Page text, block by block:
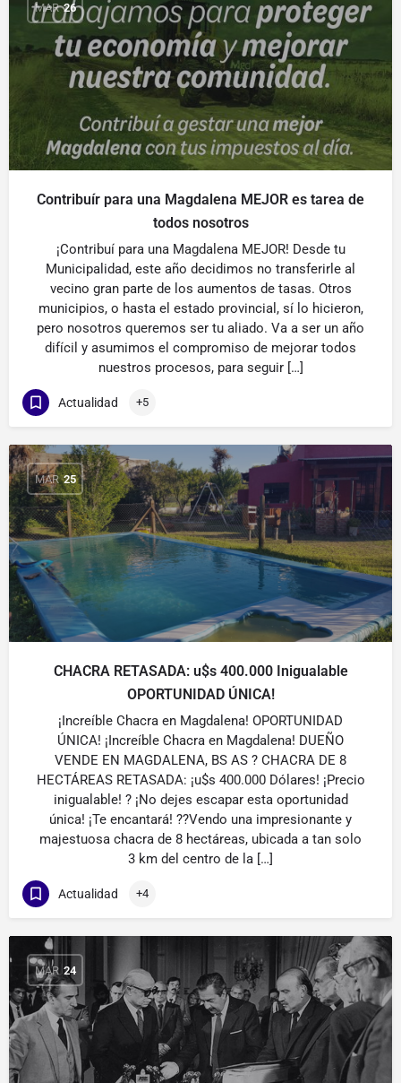
MAR 26
Contribuír para una Magdalena MEJOR es tarea de
todos nosotros
¡Contribuí para una Magdalena MEJOR! Desde tu
Municipalidad, este año decidimos no transferirle al
vecino gran parte de los aumentos de tasas. Otros
municipios, o hasta el estado provincial, sí lo hicieron,
pero nosotros queremos ser tu aliado. Va a ser un año
difícil y asumimos el compromiso de mejorar todos
nuestros procesos, para seguir […]
Actualidad +5
MAR 25
CHACRA RETASADA: u$s 400.000 Inigualable
OPORTUNIDAD ÚNICA!
¡Increíble Chacra en Magdalena! OPORTUNIDAD
ÚNICA! ¡Increíble Chacra en Magdalena! DUEÑO
VENDE EN MAGDALENA, BS AS ? CHACRA DE 8
HECTÁREAS RETASADA: ¡u$s 400.000 Dólares! ¡Precio
inigualable! ? ¡No dejes escapar esta oportunidad
única! ¡Te encantará! ??Vendo una impresionante y
majestuosa chacra de 8 hectáreas, ubicada a tan solo
3 km del centro de la […]
Actualidad +4
MAR 24